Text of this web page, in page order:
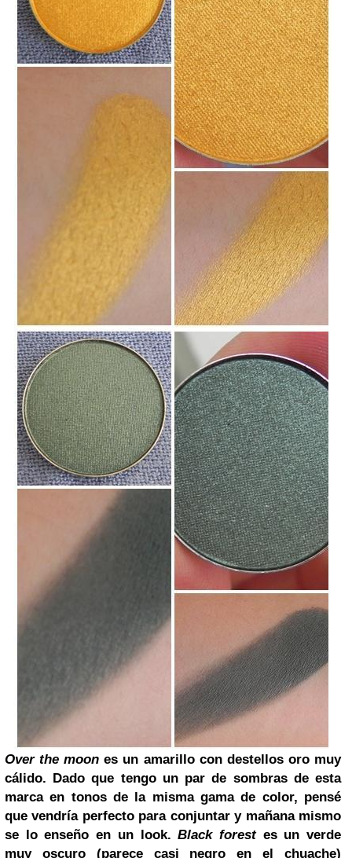
Over the moon es un amarillo con destellos oro muy
cálido. Dado que tengo un par de sombras de esta
marca en tonos de la misma gama de color, pensé
que vendría perfecto para conjuntar y mañana mismo
se lo enseño en un look. Black forestes un verde
muy oscuro (parece casi negro en el chuache)